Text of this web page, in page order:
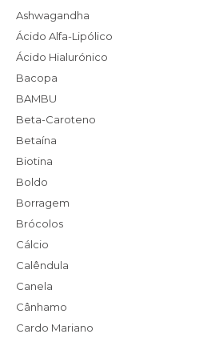
Ashwagandha
Ácido Alfa-Lipólico
Ácido Hialurónico
Bacopa
BAMBU
Beta-Caroteno
Betaína
Biotina
Boldo
Borragem
Brócolos
Cálcio
Calêndula
Canela
Cânhamo
Cardo Mariano